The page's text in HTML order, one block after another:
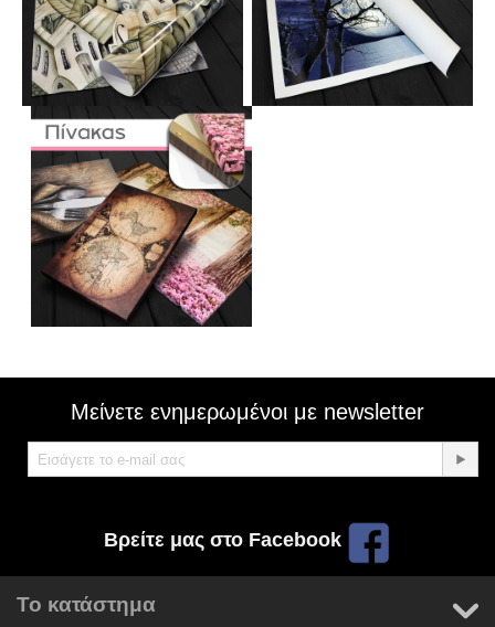
Μείνετε ενημερωμένοι με newsletter
Βρείτε μας στο Facebook
Το κατάστημα